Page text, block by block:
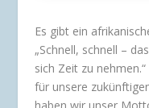
Es gibt ein
„Schnell, schnell –
sich Zeit zu
für unsere
haben wir unser